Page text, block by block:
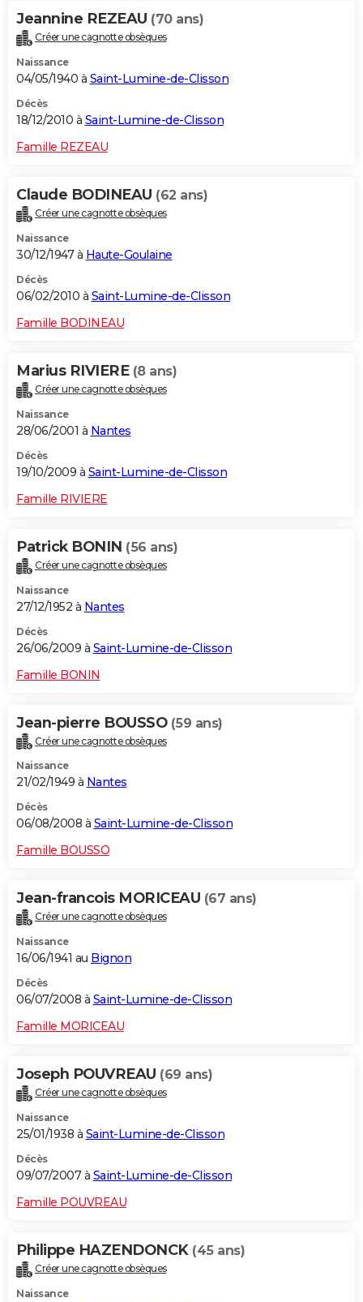
Jeannine REZEAU (70 ans)
Créer une cagnotte obsèques
Naissance
04/05/1940 à Saint-Lumine-de-Clisson
Décès
18/12/2010 à Saint-Lumine-de-Clisson
Famille REZEAU
Claude BODINEAU (62 ans)
Créer une cagnotte obsèques
Naissance
30/12/1947 à Haute-Goulaine
Décès
06/02/2010 à Saint-Lumine-de-Clisson
Famille BODINEAU
Marius RIVIERE (8 ans)
Créer une cagnotte obsèques
Naissance
28/06/2001 à Nantes
Décès
19/10/2009 à Saint-Lumine-de-Clisson
Famille RIVIERE
Patrick BONIN (56 ans)
Créer une cagnotte obsèques
Naissance
27/12/1952 à Nantes
Décès
26/06/2009 à Saint-Lumine-de-Clisson
Famille BONIN
Jean-pierre BOUSSO (59 ans)
Créer une cagnotte obsèques
Naissance
21/02/1949 à Nantes
Décès
06/08/2008 à Saint-Lumine-de-Clisson
Famille BOUSSO
Jean-francois MORICEAU (67 ans)
Créer une cagnotte obsèques
Naissance
16/06/1941 au Bignon
Décès
06/07/2008 à Saint-Lumine-de-Clisson
Famille MORICEAU
Joseph POUVREAU (69 ans)
Créer une cagnotte obsèques
Naissance
25/01/1938 à Saint-Lumine-de-Clisson
Décès
09/07/2007 à Saint-Lumine-de-Clisson
Famille POUVREAU
Philippe HAZENDONCK (45 ans)
Créer une cagnotte obsèques
Naissance